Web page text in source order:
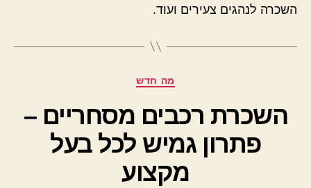
השכרה לנהגים צעירים ועוד.
קטגוריותמה חדש
השכרת רכבים מסחריים –
פתרון גמיש לכל בעל
מקצוע